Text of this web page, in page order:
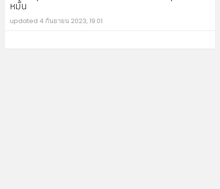
หมั้น
updated 4 กันยายน 2023, 19:01